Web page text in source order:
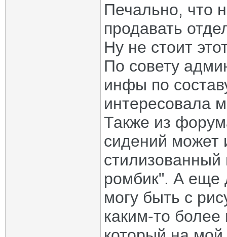
Печально, что
продавать
Ну не стоит
По совету
инфы по
интересовала
Также из
сидений может
стилизованный
ромбик". А еще
могу быть с
каким-то